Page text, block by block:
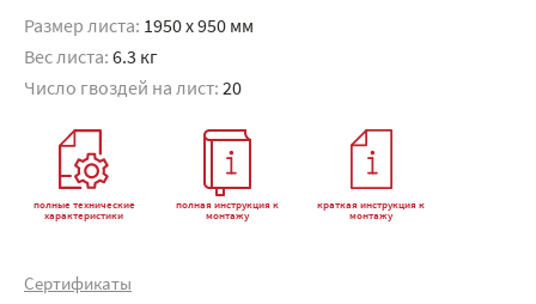
Размер листа: 1950 x 950 мм
Вес листа: 6.3 кг
Число гвоздей на лист: 20
полные технические
характеристики
полная инструкция к
монтажу
краткая инструкция к
монтажу
Сертификаты